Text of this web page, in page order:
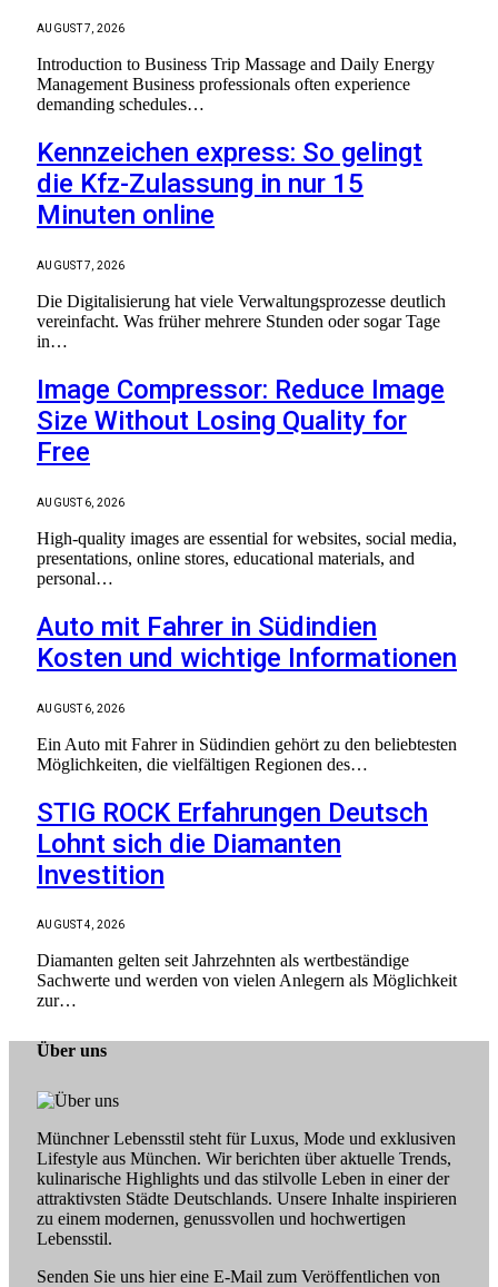
AUGUST 7, 2026
Introduction to Business Trip Massage and Daily Energy
Management Business professionals often experience
demanding schedules…
Kennzeichen express: So gelingt
die Kfz-Zulassung in nur 15
Minuten online
AUGUST 7, 2026
Die Digitalisierung hat viele Verwaltungsprozesse deutlich
vereinfacht. Was früher mehrere Stunden oder sogar Tage
in…
Image Compressor: Reduce Image
Size Without Losing Quality for
Free
AUGUST 6, 2026
High-quality images are essential for websites, social media,
presentations, online stores, educational materials, and
personal…
Auto mit Fahrer in Südindien
Kosten und wichtige Informationen
AUGUST 6, 2026
Ein Auto mit Fahrer in Südindien gehört zu den beliebtesten
Möglichkeiten, die vielfältigen Regionen des…
STIG ROCK Erfahrungen Deutsch
Lohnt sich die Diamanten
Investition
AUGUST 4, 2026
Diamanten gelten seit Jahrzehnten als wertbeständige
Sachwerte und werden von vielen Anlegern als Möglichkeit
zur…
Über uns
Münchner Lebensstil steht für Luxus, Mode und exklusiven
Lifestyle aus München. Wir berichten über aktuelle Trends,
kulinarische Highlights und das stilvolle Leben in einer der
attraktivsten Städte Deutschlands. Unsere Inhalte inspirieren
zu einem modernen, genussvollen und hochwertigen
Lebensstil.
Senden Sie uns hier eine E-Mail zum Veröffentlichen von